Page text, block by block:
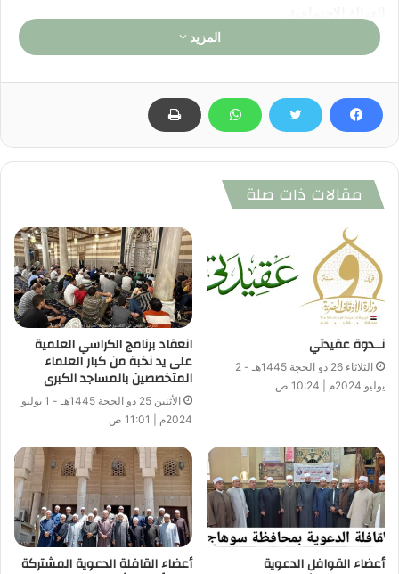
المزيد
مقالات ذات صلة
نــدوة عقيدتي
الثلاثاء 26 ذو الحجة 1445هـ - 2
يوليو 2024م | 10:24 ص
انعقاد برنامج الكراسي العلمية
على يد نخبة من كبار العلماء
المتخصصين بالمساجد الكبرى
الأثنين 25 ذو الحجة 1445هـ - 1 يوليو
2024م | 11:01 ص
أعضاء القوافل الدعوية أعضاء القافلة الدعوية المشتركة